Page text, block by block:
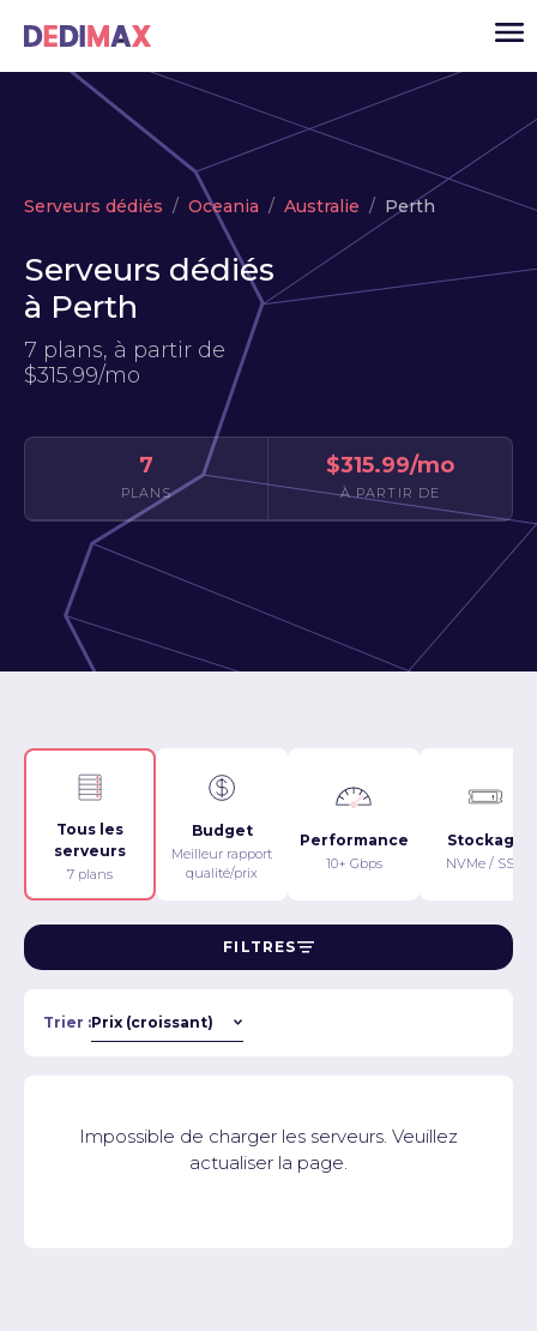
VPS
Serveurs dédiés
USD▾
MON ESPACE
Serveurs dédiés Oceania Australie Perth
Serveurs dédiés
à Perth
7 plans, à partir de
$315.99/mo
7
PLANS
$315.99/mo
À PARTIR DE
Tous les
serveurs
7 plans
Budget
Meilleur rapport
qualité/prix
Performance
10+ Gbps
Stockage
NVMe / SSD
FILTRES
Trier :
Impossible de charger les serveurs. Veuillez
actualiser la page.